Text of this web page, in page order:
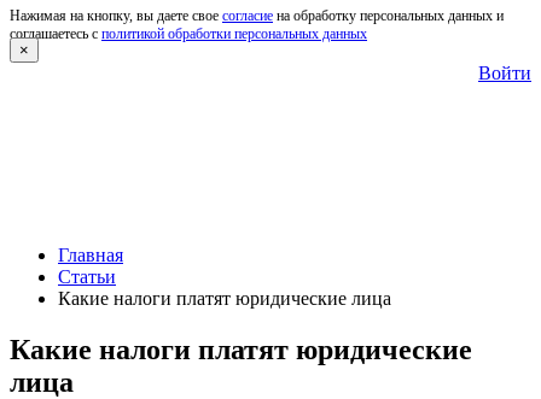
Нажимая на кнопку, вы даете свое согласие на обработку персональных данных и
соглашаетесь с политикой обработки персональных данных
×
Войти
Главная
Статьи
Какие налоги платят юридические лица
Какие налоги платят юридические
лица